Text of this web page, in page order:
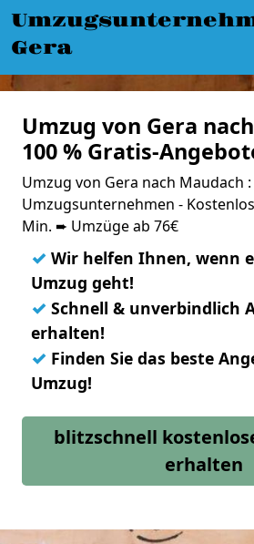
Gera
Umzug von Gera
100 % Gratis-
Umzug von Gera nach Maudach :
Umzugsunternehmen -
Min. ➨ Umzüge ab 76€
✓ Wir helfen Ihnen, wenn
Umzug geht!
✓ Schnell & unverbindlich
erhalten!
✓ Finden Sie das beste
Umzug!
blitzschnell
erhalten